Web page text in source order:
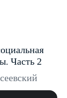
Часть 2